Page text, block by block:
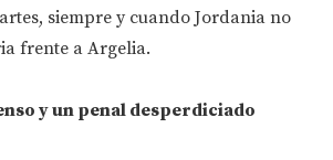
siempre y cuando Jordania no
frente a Argelia.
y un penal desperdiciado